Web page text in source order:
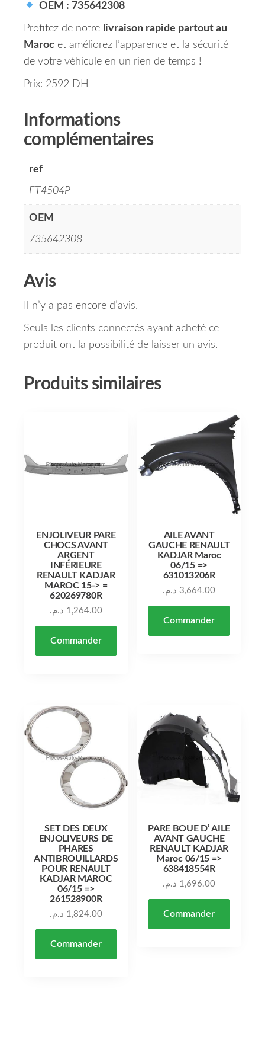
OEM : 735642308
Profitez de notre livraison rapide partout au
Maroc et améliorez l’apparence et la sécurité
de votre véhicule en un rien de temps !
Prix: 2592 DH
Informations
complémentaires
ref
FT4504P
OEM
735642308
Avis
Il n’y a pas encore d’avis.
Seuls les clients connectés ayant acheté ce
produit ont la possibilité de laisser un avis.
Produits similaires
ENJOLIVEUR PARE
CHOCS AVANT
ARGENT
INFÉRIEURE
RENAULT KADJAR
MAROC 15-> =
620269780R
1,264.00 د.م.
Commander
AILE AVANT
GAUCHE RENAULT
KADJAR Maroc
06/15 =>
631013206R
3,664.00 د.م.
Commander
SET DES DEUX
ENJOLIVEURS DE
PHARES
ANTIBROUILLARDS
POUR RENAULT
KADJAR MAROC
06/15 =>
261528900R
1,824.00 د.م.
Commander
PARE BOUE D’ AILE
AVANT GAUCHE
RENAULT KADJAR
Maroc 06/15 =>
638418554R
1,696.00 د.م.
Commander